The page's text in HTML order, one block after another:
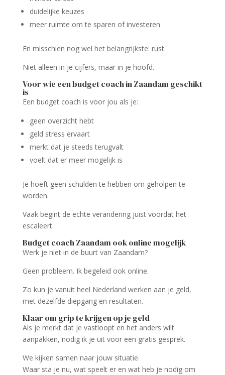
duidelijke keuzes
meer ruimte om te sparen of investeren
En misschien nog wel het belangrijkste: rust.
Niet alleen in je cijfers, maar in je hoofd.
Voor wie een budget coach in Zaandam geschikt
is
Een budget coach is voor jou als je:
geen overzicht hebt
geld stress ervaart
merkt dat je steeds terugvalt
voelt dat er meer mogelijk is
Je hoeft geen schulden te hebben om geholpen te
worden.
Vaak begint de echte verandering juist voordat het
escaleert.
Budget coach Zaandam ook online mogelijk
Werk je niet in de buurt van Zaandam?
Geen probleem. Ik begeleid ook online.
Zo kun je vanuit heel Nederland werken aan je geld,
met dezelfde diepgang en resultaten.
Klaar om grip te krijgen op je geld
Als je merkt dat je vastloopt en het anders wilt
aanpakken, nodig ik je uit voor een gratis gesprek.
We kijken samen naar jouw situatie.
Waar sta je nu, wat speelt er en wat heb je nodig om